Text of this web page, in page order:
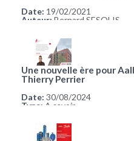
Date: 19/02/2021
Auteur: Bernard SESOLIS
Une nouvelle ère pour
Thierry Perrier
Date: 30/08/2024
Type: A savoir